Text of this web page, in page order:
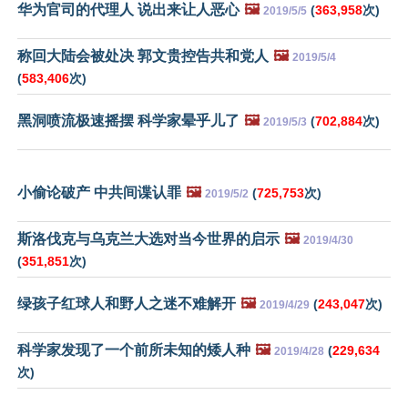
华为官司的代理人 说出来让人恶心 🖼️ 2019/5/5 (363,958次)
称回大陆会被处决 郭文贵控告共和党人 🖼️ 2019/5/4
(583,406次)
黑洞喷流极速摇摆 科学家晕乎儿了 🖼️ 2019/5/3 (702,884次)
小偷论破产 中共间谍认罪 🖼️ 2019/5/2 (725,753次)
斯洛伐克与乌克兰大选对当今世界的启示 🖼️ 2019/4/30
(351,851次)
绿孩子红球人和野人之迷不难解开 🖼️ 2019/4/29 (243,047次)
科学家发现了一个前所未知的矮人种 🖼️ 2019/4/28 (229,634
次)